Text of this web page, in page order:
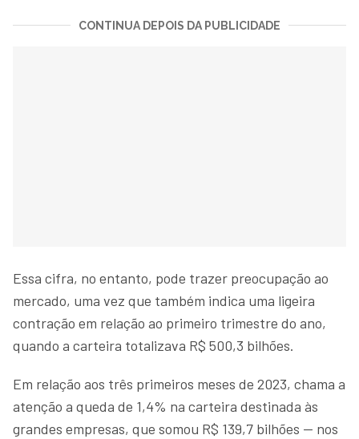
CONTINUA DEPOIS DA PUBLICIDADE
Essa cifra, no entanto, pode trazer preocupação ao
mercado, uma vez que também indica uma ligeira
contração em relação ao primeiro trimestre do ano,
quando a carteira totalizava R$ 500,3 bilhões.
Em relação aos três primeiros meses de 2023, chama a
atenção a queda de 1,4% na carteira destinada às
grandes empresas, que somou R$ 139,7 bilhões — nos